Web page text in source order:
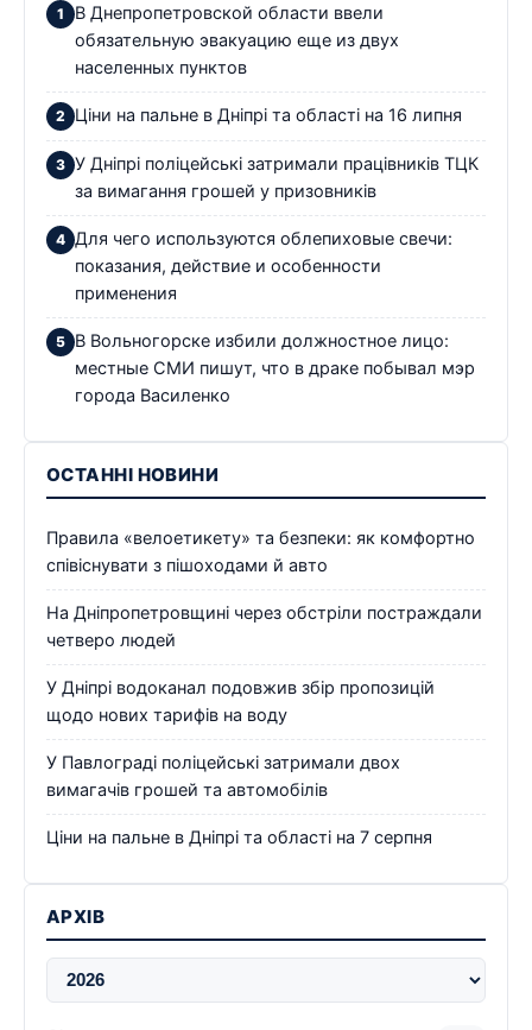
В Днепропетровской области ввели
обязательную эвакуацию еще из двух
населенных пунктов
Ціни на пальне в Дніпрі та області на 16 липня
У Дніпрі поліцейські затримали працівників ТЦК
за вимагання грошей у призовників
Для чего используются облепиховые свечи:
показания, действие и особенности
применения
В Вольногорске избили должностное лицо:
местные СМИ пишут, что в драке побывал мэр
города Василенко
ОСТАННІ НОВИНИ
Правила «велоетикету» та безпеки: як комфортно
співіснувати з пішоходами й авто
На Дніпропетровщині через обстріли постраждали
четверо людей
У Дніпрі водоканал подовжив збір пропозицій
щодо нових тарифів на воду
У Павлограді поліцейські затримали двох
вимагачів грошей та автомобілів
Ціни на пальне в Дніпрі та області на 7 серпня
АРХІВ